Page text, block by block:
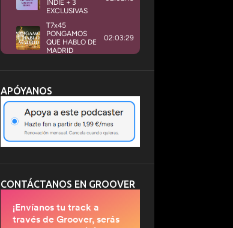
APÓYANOS
CONTÁCTANOS EN GROOVER